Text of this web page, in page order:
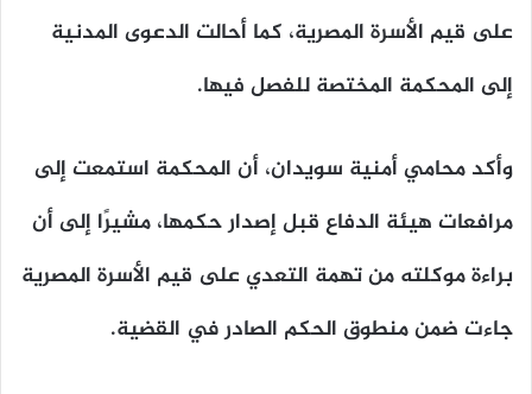
على قيم الأسرة المصرية، كما أحالت الدعوى المدنية
إلى المحكمة المختصة للفصل فيها.
وأكد محامي أمنية سويدان، أن المحكمة استمعت إلى
مرافعات هيئة الدفاع قبل إصدار حكمها، مشيرًا إلى أن
براءة موكلته من تهمة التعدي على قيم الأسرة المصرية
جاءت ضمن منطوق الحكم الصادر في القضية.